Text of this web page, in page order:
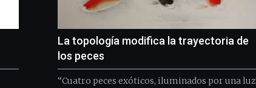
La topología modifica la trayectoria de
los peces
“Cuatro peces exóticos, iluminados por una luz